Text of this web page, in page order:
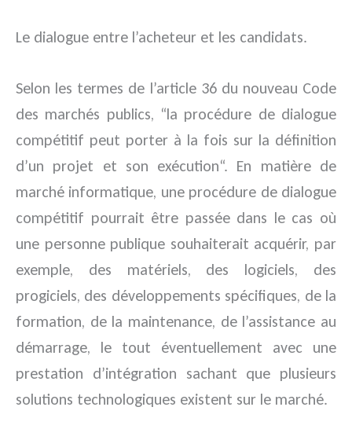
Le dialogue entre l’acheteur et les candidats.
Selon les termes de l’article 36 du nouveau Code
des marchés publics, “la procédure de dialogue
compétitif peut porter à la fois sur la définition
d’un projet et son exécution“. En matière de
marché informatique, une procédure de dialogue
compétitif pourrait être passée dans le cas où
une personne publique souhaiterait acquérir, par
exemple, des matériels, des logiciels, des
progiciels, des développements spécifiques, de la
formation, de la maintenance, de l’assistance au
démarrage, le tout éventuellement avec une
prestation d’intégration sachant que plusieurs
solutions technologiques existent sur le marché.